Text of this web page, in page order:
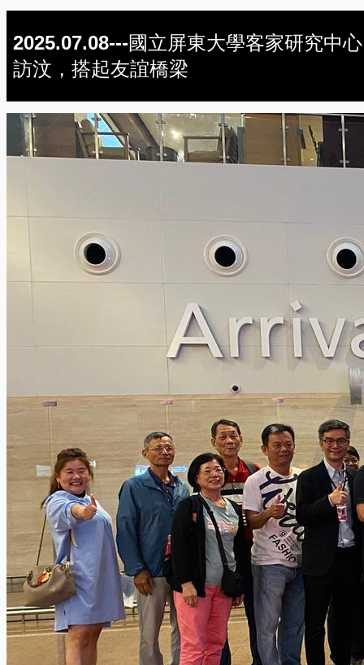
2025.07.08---國立屏東大學客家研究中心
訪汶，搭起友誼橋梁